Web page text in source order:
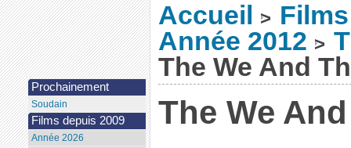
Accueil >
Année 2012 >
The We And
The We
Prochainement
Soudain
Films depuis 2009
Année 2026